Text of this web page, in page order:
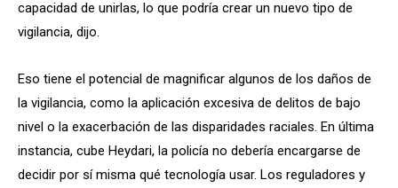
capacidad de unirlas, lo que podría crear un nuevo tipo de
vigilancia, dijo.
Eso tiene el potencial de magnificar algunos de los daños de
la vigilancia, como la aplicación excesiva de delitos de bajo
nivel o la exacerbación de las disparidades raciales. En última
instancia, cube Heydari, la policía no debería encargarse de
decidir por sí misma qué tecnología usar. Los reguladores y